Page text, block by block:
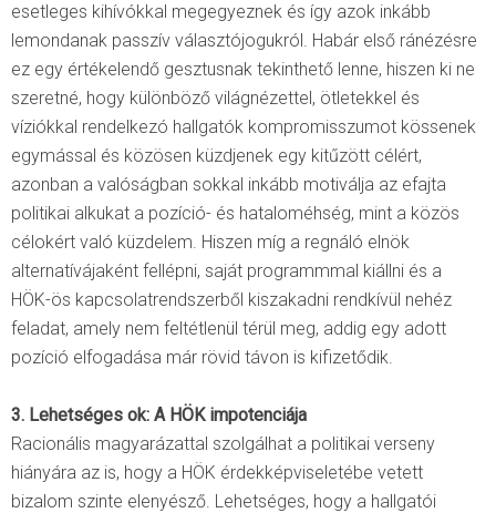
esetleges kihívókkal megegyeznek és így azok inkább
lemondanak passzív választójogukról. Habár első ránézésre
ez egy értékelendő gesztusnak tekinthető lenne, hiszen ki ne
szeretné, hogy különböző világnézettel, ötletekkel és
víziókkal rendelkezó hallgatók kompromisszumot kössenek
egymással és közösen küzdjenek egy kitűzött célért,
azonban a valóságban sokkal inkább motiválja az efajta
politikai alkukat a pozíció- és hataloméhség, mint a közös
célokért való küzdelem. Hiszen míg a regnáló elnök
alternatívájaként fellépni, saját programmmal kiállni és a
HÖK-ös kapcsolatrendszerből kiszakadni rendkívül nehéz
feladat, amely nem feltétlenül térül meg, addig egy adott
pozíció elfogadása már rövid távon is kifizetődik.
3. Lehetséges ok: A HÖK impotenciája
Racionális magyarázattal szolgálhat a politikai verseny
hiányára az is, hogy a HÖK érdekképviseletébe vetett
bizalom szinte elenyésző. Lehetséges, hogy a hallgatói